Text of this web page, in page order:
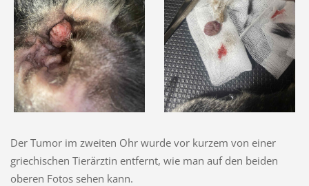
Der Tumor im zweiten Ohr wurde vor kurzem von einer
griechischen Tierärztin entfernt, wie man auf den beiden
oberen Fotos sehen kann.